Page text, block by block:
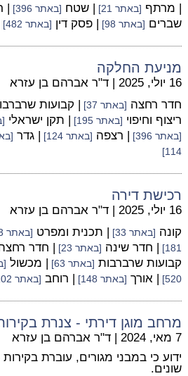
| מרתף [באתר 21] | שטח [באתר 396] |
שברים [באתר 98] | פסק דין [באתר 482]
מניעת החלקה
16 יולי, 2025 | ד"ר אברהם בן עזרא
חדר רחצה [באתר 37] | קבועות
ריצוף וחיפוי [באתר 195] | תקן ישראלי
[באתר 396] | רצפה [באתר 124] | גדר
114]
רכישת דירה
16 יולי, 2025 | ד"ר אברהם בן עזרא
קונה [באתר 33] | תכנית ומפרט [באתר 33]
181]
| חדר שינה [באתר 23] | חדר
קבועות שרברבות [באתר 63] | מכשול
520]
| אורך [באתר 148] | רוחב [באתר 102]
מרחב מוגן דירתי - צנרת
7 מאי, 2024 | ד"ר אברהם בן עזרא
ידוע כי במבני מגורים, עוברת
שונים.